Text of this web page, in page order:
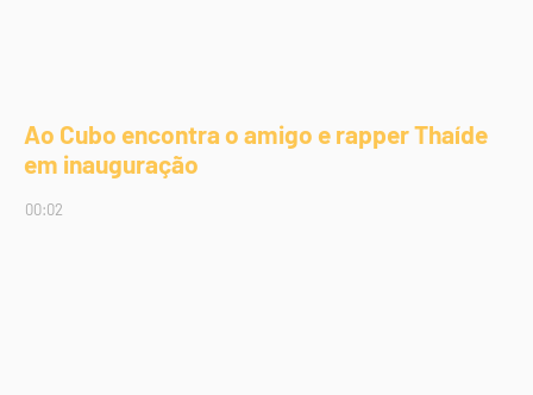
Ao Cubo encontra o amigo e rapper Thaíde
em inauguração
00:02